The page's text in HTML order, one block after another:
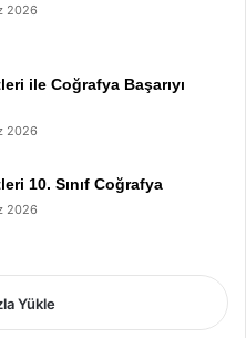
2026
ile Coğrafya Başarıyı
2026
10. Sınıf Coğrafya
2026
Yükle